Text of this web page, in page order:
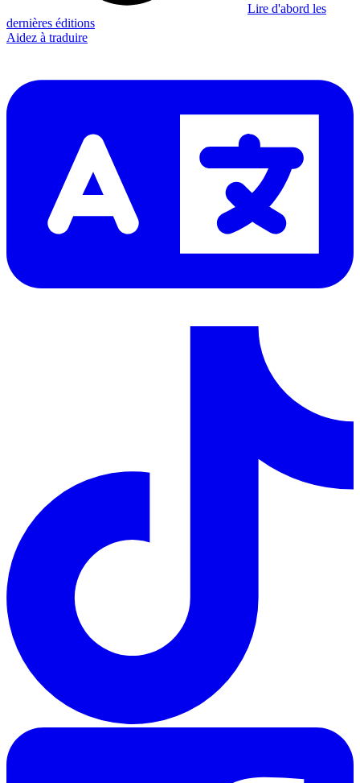
Lire d'abord les
dernières éditions
Aidez à traduire